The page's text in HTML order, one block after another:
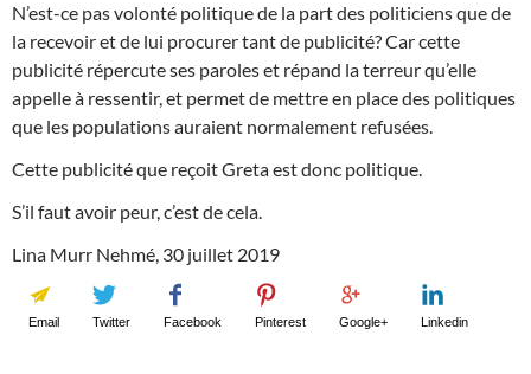
N’est-ce pas volonté politique de la part des politiciens que de
la recevoir et de lui procurer tant de publicité? Car cette
publicité répercute ses paroles et répand la terreur qu’elle
appelle à ressentir, et permet de mettre en place des politiques
que les populations auraient normalement refusées.
Cette publicité que reçoit Greta est donc politique.
S’il faut avoir peur, c’est de cela.
Lina Murr Nehmé, 30 juillet 2019
Email Twitter Facebook Pinterest Google+ Linkedin